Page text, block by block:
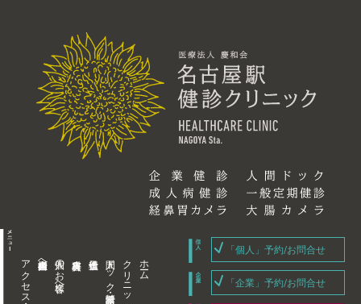
企業内担当者様へ 個人のお客様へ 人間ドック・健康診断 ホーム
「個人」予約/お問合せ
「企業」予約/お問合せ